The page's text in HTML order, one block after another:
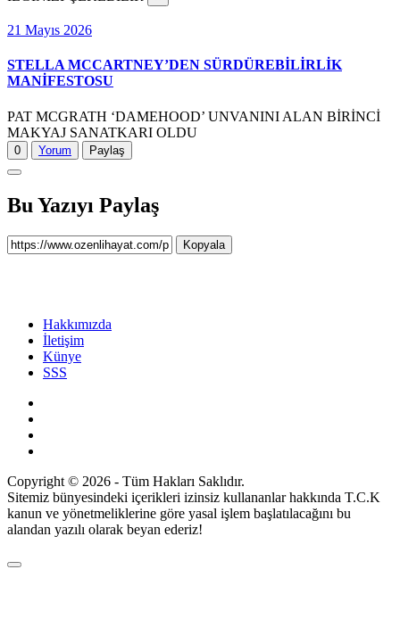
21 Mayıs 2026
STELLA MCCARTNEY’DEN SÜRDÜREBİLİRLİK
MANİFESTOSU
PAT MCGRATH ‘DAMEHOOD’ UNVANINI ALAN BİRİNCİ
MAKYAJ SANATKARI OLDU
0 Yorum Paylaş
Bu Yazıyı Paylaş
Kopyala
Hakkımızda
İletişim
Künye
SSS
Copyright © 2026 - Tüm Hakları Saklıdır.
Sitemiz bünyesindeki içerikleri izinsiz kullananlar hakkında T.C.K
kanun ve yönetmeliklerine göre yasal işlem başlatılacağını bu
alandan yazılı olarak beyan ederiz!